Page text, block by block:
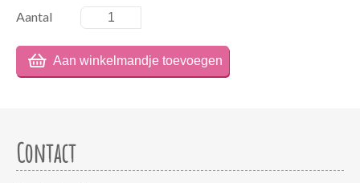
Aantal
Contact